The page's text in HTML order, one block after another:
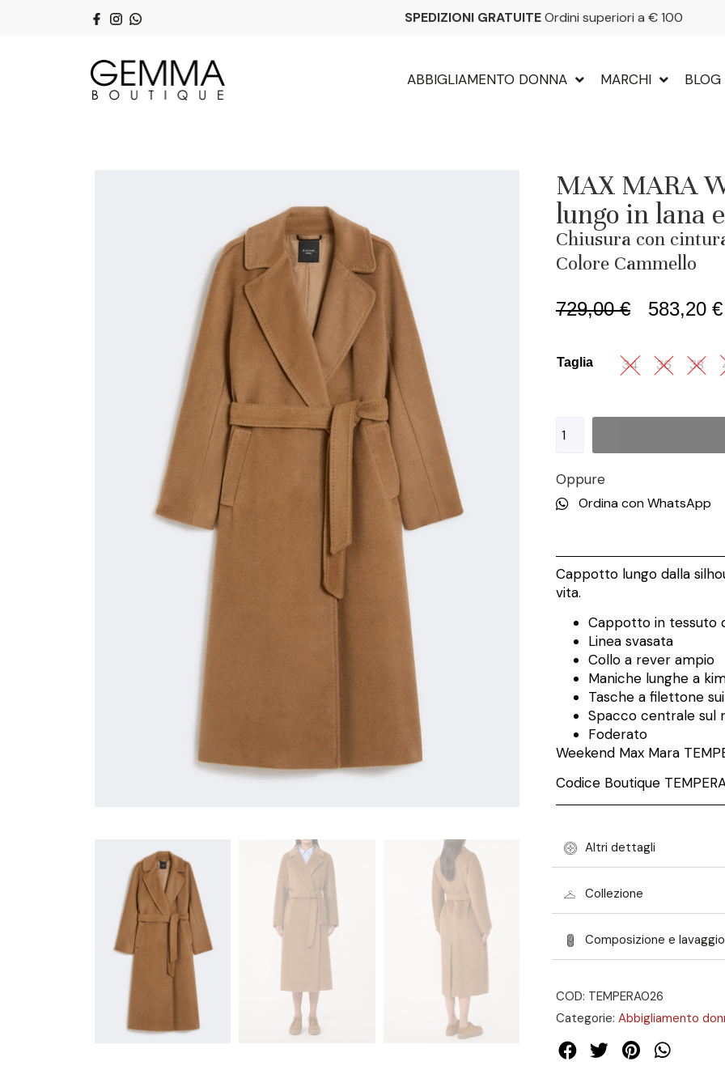
SPEDIZIONI GRATUITEOrdini superiori a € 100
ABBIGLIAMENTO DONNA MARCHI BLOG
MAX MARA
lungo in lana
Chiusura con
Colore Cammello
729,00€ 583,20 €
Taglia 34 36 38
Oppure
Ordina con WhatsApp
Cappotto lungo dalla
vita.
Cappotto in tessuto
Linea svasata
Collo a rever ampio
Maniche lunghe a
Tasche a filettone
Spacco centrale sul
Foderato
Weekend Max Mara
Codice Boutique
Altri dettagli
Collezione
Composizione e lavaggio
COD: TEMPERA026
Categorie: Abbigliamento